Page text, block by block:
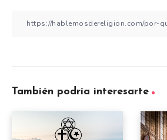
También podría interesarte